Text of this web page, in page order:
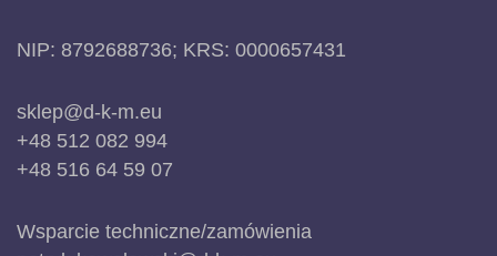
NIP: 8792688736; KRS: 0000657431
sklep@d-k-m.eu
+48 512 082 994
+48 516 64 59 07
Wsparcie techniczne/zamówienia